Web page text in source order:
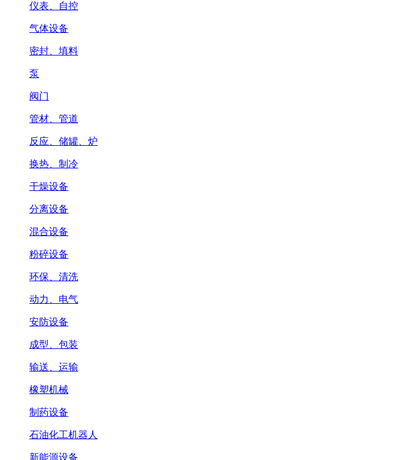
仪表、自控
气体设备
密封、填料
泵
阀门
管材、管道
反应、储罐、炉
换热、制冷
干燥设备
分离设备
混合设备
粉碎设备
环保、清洗
动力、电气
安防设备
成型、包装
输送、运输
橡塑机械
制药设备
石油化工机器人
新能源设备